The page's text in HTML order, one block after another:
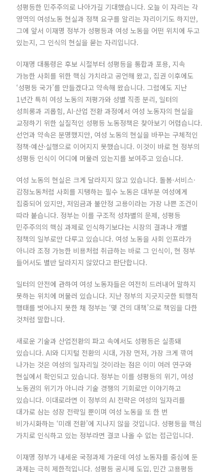
성평등한 민주주의로 나아가길 기대했습니다. 오늘 이 자리는 각
영역의 여성노동 현실과 정책 요구를 알리는 자리이기도 하지만,
그에 앞서 이재명 정부가 성평등과 여성 노동을 어떤 위치에 두고
있는지, 그 인식의 현실을 묻는 자리입니다.
이재명 대통령은 후보 시절부터 성평등을 통합과 포용, 지속
가능한 사회를 위한 핵심 가치라고 공언해 왔고, 집권 이후에도
‘성평등 국가’를 만들겠다고 약속해 왔습니다. 그럼에도 지난
1년간 특히 여성 노동의 저평가와 성별 직종 분리, 일터의
성희롱과 괴롭힘, AI·산업 전환 과정에서 여성 노동자의 현실을
교정하기 위한 실질적인 성평등 노동정책은 찾아보기 어렵습니다.
선언과 약속은 분명했지만, 여성 노동의 현실을 바꾸는 구체적인
정책·예산·실행으로 이어지지 못했습니다. 이것이 바로 현 정부의
성평등 인식이 어디에 머물러 있는지를 보여주고 있습니다.
여성 노동의 현실은 크게 달라지지 않고 있습니다. 돌봄·서비스·
감정노동처럼 사회를 지탱하는 필수 노동은 대부분 여성에게
집중되어 있지만, 저임금과 불안정 고용이라는 가장 나쁜 조건이
따라 붙습니다. 정부는 이를 구조적 성차별의 문제, 성평등
민주주의의 핵심 과제로 인식하기보다는 시장의 결과나 개별
정책의 일부로만 다루고 있습니다. 여성 노동을 사회 인프라가
아니라 조정 가능한 비용처럼 취급하는 바로 그 인식이, 현 정부
들어서도 별반 달라지지 않았다고 판단합니다.
일터의 안전에 관하여 여성 노동자들은 여전히 드러내어 말하지
못하는 위치에 머물러 있습니다. 지난 정부의 지긋지긋한 퇴행적
행태를 벗어나지 못한 채 정부는 ‘몇 건의 대책’으로 책임을 다한
것처럼 말합니다.
새로운 기술과 산업전환의 파고 속에서도 성평등은 실종돼
있습니다. AI와 디지털 전환의 시대, 가장 먼저, 가장 크게 깎여
나가는 것은 여성의 일자리일 것이라는 점은 이미 여러 연구와
현실에서 확인되고 있습니다. 정부는 이를 성평등의 위기, 여성
노동권의 위기가 아니라 기술 경쟁의 기회로만 이야기하고
있습니다. 이대로라면 이 정부의 AI 전략은 여성의 일자리를
대가로 삼는 성장 전략일 뿐이며 여성 노동을 또 한 번
비가시화하는 ‘미래 전환’에 지나지 않을 것입니다. 성평등을 핵심
가치로 인식하고 있는 정부라면 결코 나올 수 없는 접근입니다.
이재명 정부가 내세운 국정과제 가운데 여성 노동자를 중심에 둔
과제는 극히 제한적입니다. 성평등 공시제 도입, 민간 고용평등